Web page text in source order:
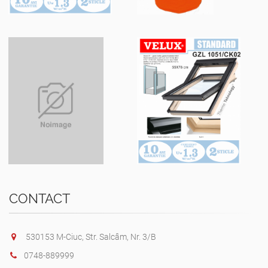
CONTACT
530153 M-Ciuc, Str. Salcâm, Nr. 3/B
0748-889999